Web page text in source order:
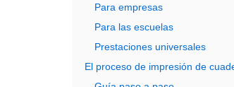
Para empresas
Para las escuelas
Prestaciones universales
El proceso de impresión de